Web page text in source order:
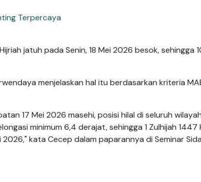
Terpercaya
jatuh pada Senin, 18 Mei 2026 besok, sehingga
menjelaskan hal itu berdasarkan kriteria
17 Mei 2026 masehi, posisi hilal di seluruh wilayah
minimum 6,4 derajat, sehingga 1 Zulhijah 1447
kata Cecep dalam paparannya di Seminar